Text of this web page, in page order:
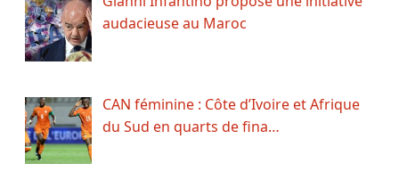
audacieuse au Maroc
CAN féminine : Côte d’Ivoire et Afrique
du Sud en quarts de fina…